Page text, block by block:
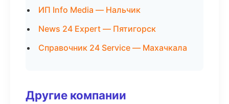
ИП Info Media — Нальчик
News 24 Expert — Пятигорск
Справочник 24 Service — Махачкала
Другие компании